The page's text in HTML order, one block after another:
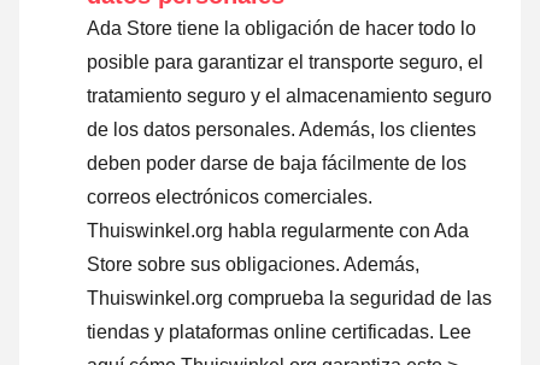
Ada Store tiene la obligación de hacer todo lo
posible para garantizar el transporte seguro, el
tratamiento seguro y el almacenamiento seguro
de los datos personales. Además, los clientes
deben poder darse de baja fácilmente de los
correos electrónicos comerciales.
Thuiswinkel.org habla regularmente con Ada
Store sobre sus obligaciones. Además,
Thuiswinkel.org comprueba la seguridad de las
tiendas y plataformas online certificadas. Lee